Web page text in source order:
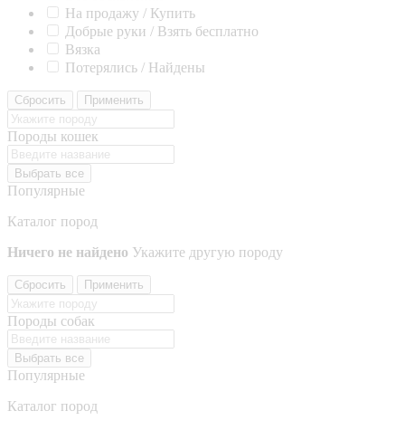
На продажу / Купить
Добрые руки / Взять бесплатно
Вязка
Потерялись / Найдены
Сбросить Применить
Породы кошек
Выбрать все
Популярные
Каталог пород
Ничего не найдено Укажите другую породу
Сбросить Применить
Породы собак
Выбрать все
Популярные
Каталог пород